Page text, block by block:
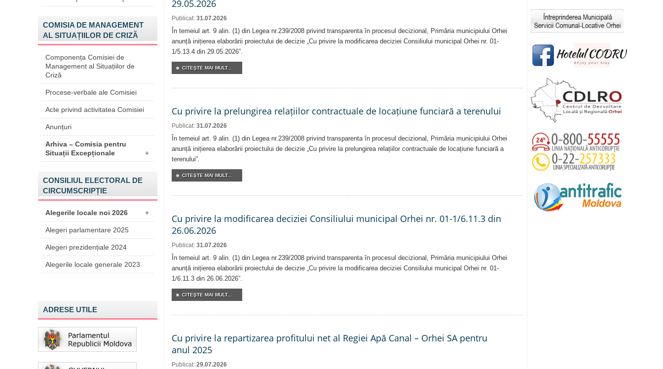
COMISIA DE MANAGEMENT
AL SITUAȚIILOR DE CRIZĂ
Componența Comisiei de
Management al Situațiilor de
Criză
Procese-verbale ale Comisiei
Acte privind activitatea Comisiei
Anunțuri
Arhiva – Comisia pentru
Situații Excepționale
+
CONSILIUL ELECTORAL DE
CIRCUMSCRIPȚIE
Alegerile locale noi 2026 +
Alegeri parlamentare 2025
Alegeri prezidențiale 2024
Alegerile locale generale 2023
ADRESE UTILE
29.05.2026
Publicat: 31.07.2026
În temeiul art. 9 alin. (1) din Legea nr.239/2008 privind transparenta în procesul decizional, Primăria municipiului Orhei
anunță inițierea elaborării proiectului de decizie „Cu privire la modificarea deciziei Consiliului municipal Orhei nr. 01-
1/5.13.4 din 29.05.2026”.
CITEŞTE MAI MULT...
Cu privire la prelungirea relațiilor contractuale de locațiune funciară a terenului
Publicat: 31.07.2026
În temeiul art. 9 alin. (1) din Legea nr.239/2008 privind transparenta în procesul decizional, Primăria municipiului Orhei
anunță inițierea elaborării proiectului de decizie „Cu privire la prelungirea relațiilor contractuale de locațiune funciară a
terenului”.
CITEŞTE MAI MULT...
Cu privire la modificarea deciziei Consiliului municipal Orhei nr. 01-1/6.11.3 din
26.06.2026
Publicat: 31.07.2026
În temeiul art. 9 alin. (1) din Legea nr.239/2008 privind transparenta în procesul decizional, Primăria municipiului Orhei
anunță inițierea elaborării proiectului de decizie „Cu privire la modificarea deciziei Consiliului municipal Orhei nr. 01-
1/6.11.3 din 26.06.2026”.
CITEŞTE MAI MULT...
Cu privire la repartizarea profitului net al Regiei Apă Canal – Orhei SA pentru
anul 2025
Publicat: 29.07.2026